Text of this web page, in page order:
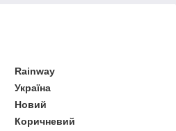
Rainway
Україна
Новий
Коричневий